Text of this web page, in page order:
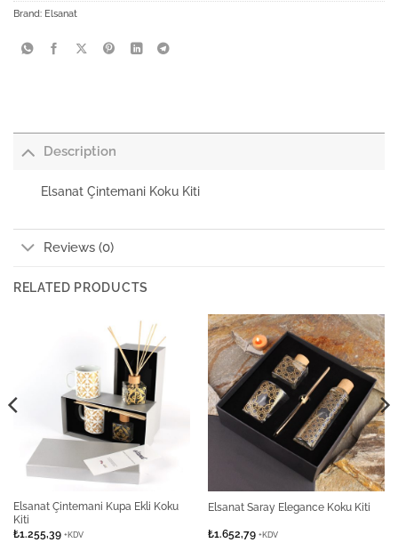
Brand: Elsanat
Description
Elsanat Çintemani Koku Kiti
Reviews (0)
RELATED PRODUCTS
Elsanat Çintemani Kupa Ekli Koku
Kiti
₺1.255,39 +KDV
Elsanat Saray Elegance Koku Kiti
₺1.652,79 +KDV